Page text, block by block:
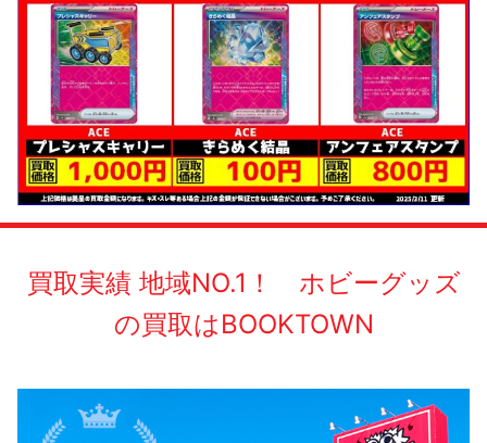
買取実績 地域NO.1！ ホビーグッズ
の買取はBOOKTOWN